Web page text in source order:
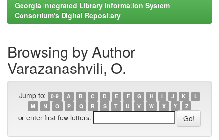
Georgia Integrated Library Information System
Consortium's Digital Repositary
Browsing by Author
Varazanashvili, O.
Jump to: 0-9 A B C D E F G H I J K
L
M
N O P Q R S T U V W X Y Z
or enter first few letters: